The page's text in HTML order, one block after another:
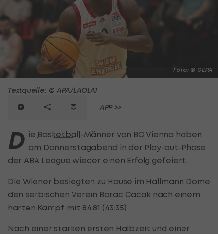
Foto: © GEPA
Textquelle: © APA/LAOLA1
APP >>
D ie Basketball-Männer von BC Vienna haben
am Donnerstagabend in der Play-out-Phase
der ABA League wieder einen Erfolg gefeiert.
Die Wiener besiegten zu Hause im Hallmann Dome
den serbischen Verein Borac Cacak nach einem
harten Kampf mit 84:81 (43:35).
Nach einer starken ersten Halbzeit und einer